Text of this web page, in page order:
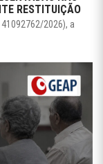
RESTITUIÇÃO
2026), a